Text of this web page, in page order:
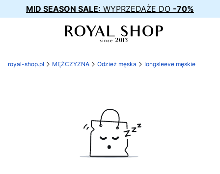
MID SEASON SALE: WYPRZEDAŻE DO -70%
royal-shop.pl MĘŻCZYZNA Odzież męska longsleeve męskie